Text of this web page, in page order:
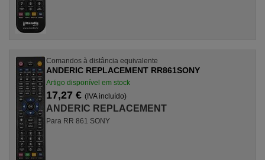
Comandos à distância equivalente
ANDERIC REPLACEMENT RR861SONY
Artigo disponível em stock
17,27 € (IVA incluído)
ANDERIC REPLACEMENT
Para RR 861 SONY